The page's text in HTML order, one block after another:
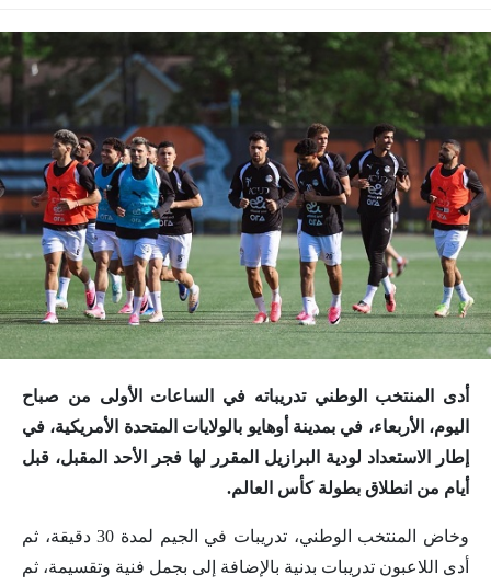
أدى المنتخب الوطني تدريباته في الساعات الأولى من صباح
اليوم، الأربعاء، في بمدينة أوهايو بالولايات المتحدة الأمريكية، في
إطار الاستعداد لودية البرازيل المقرر لها فجر الأحد المقبل، قبل
أيام من انطلاق بطولة كأس العالم.
وخاض المنتخب الوطني، تدريبات في الجيم لمدة 30 دقيقة، ثم
أدى اللاعبون تدريبات بدنية بالإضافة إلى بجمل فنية وتقسيمة، ثم